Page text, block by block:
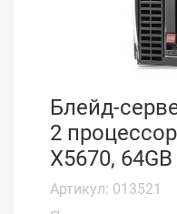
Блейд-
2
X5670,
Артикул: 013521